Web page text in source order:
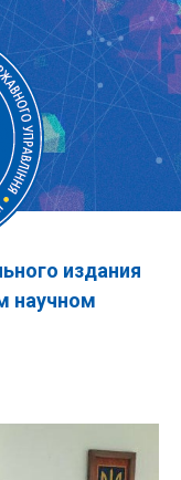
издания
научном